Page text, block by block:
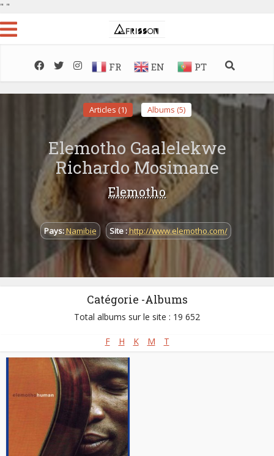
" "
FR EN PT
Articles (1) Albums (5)
Elemotho Gaalelekwe
Richardo Mosimane
Elemotho
Pays:Namibie Site :http://www.elemotho.com/
Catégorie -Albums
Total albums sur le site : 19 652
F H K M T